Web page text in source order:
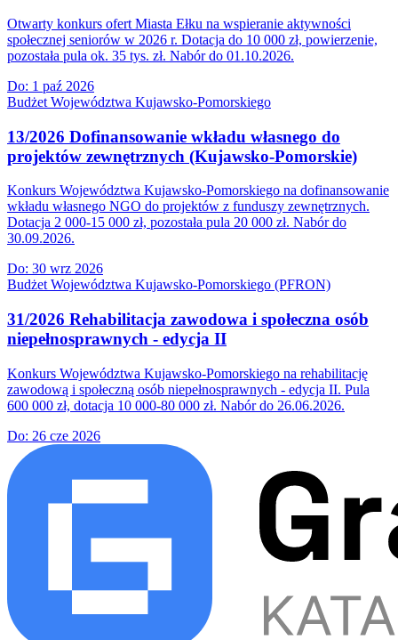
Otwarty konkurs ofert Miasta Ełku na wspieranie aktywności
społecznej seniorów w 2026 r. Dotacja do 10 000 zł, powierzenie,
pozostała pula ok. 35 tys. zł. Nabór do 01.10.2026.
Do: 1 paź 2026
Budżet Województwa Kujawsko-Pomorskiego
13/2026 Dofinansowanie wkładu własnego do
projektów zewnętrznych (Kujawsko-Pomorskie)
Konkurs Województwa Kujawsko-Pomorskiego na dofinansowanie
wkładu własnego NGO do projektów z funduszy zewnętrznych.
Dotacja 2 000-15 000 zł, pozostała pula 20 000 zł. Nabór do
30.09.2026.
Do: 30 wrz 2026
Budżet Województwa Kujawsko-Pomorskiego (PFRON)
31/2026 Rehabilitacja zawodowa i społeczna osób
niepełnosprawnych - edycja II
Konkurs Województwa Kujawsko-Pomorskiego na rehabilitację
zawodową i społeczną osób niepełnosprawnych - edycja II. Pula
600 000 zł, dotacja 10 000-80 000 zł. Nabór do 26.06.2026.
Do: 26 cze 2026